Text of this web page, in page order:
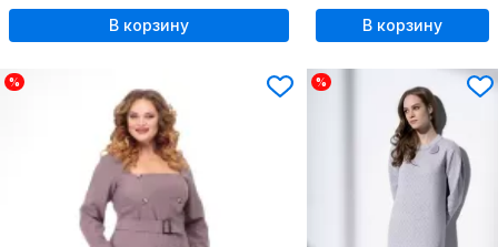
В корзину В корзину
% %